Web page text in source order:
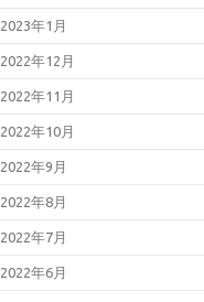
2023年1月
2022年12月
2022年11月
2022年10月
2022年9月
2022年8月
2022年7月
2022年6月